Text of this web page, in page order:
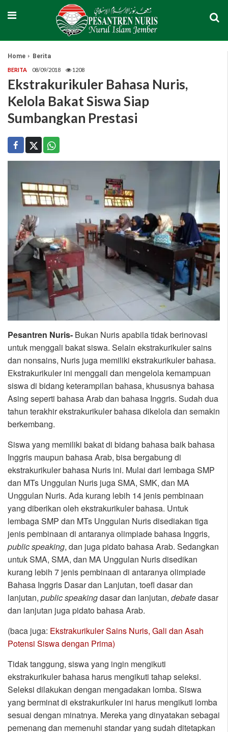
Home Berita
BERITA 08/09/2018 1208
Ekstrakurikuler Bahasa Nuris,
Kelola Bakat Siswa Siap
Sumbangkan Prestasi
Pesantren Nuris- Bukan Nuris apabila tidak berinovasi
untuk menggali bakat siswa. Selain ekstrakurikuler sains
dan nonsains, Nuris juga memiliki ekstrakurikuler bahasa.
Ekstrakurikuler ini menggali dan mengelola kemampuan
siswa di bidang keterampilan bahasa, khususnya bahasa
Asing seperti bahasa Arab dan bahasa Inggris. Sudah dua
tahun terakhir ekstrakurikuler bahasa dikelola dan semakin
berkembang.
Siswa yang memiliki bakat di bidang bahasa baik bahasa
Inggris maupun bahasa Arab, bisa bergabung di
ekstrakurikuler bahasa Nuris ini. Mulai dari lembaga SMP
dan MTs Unggulan Nuris juga SMA, SMK, dan MA
Unggulan Nuris. Ada kurang lebih 14 jenis pembinaan
yang diberikan oleh ekstrakurikuler bahasa. Untuk
lembaga SMP dan MTs Unggulan Nuris disediakan tiga
jenis pembinaan di antaranya olimpiade bahasa Inggris,
public speaking, dan juga pidato bahasa Arab. Sedangkan
untuk SMA, SMA, dan MA Unggulan Nuris disedikan
kurang lebih 7 jenis pembinaan di antaranya olimpiade
Bahasa Inggris Dasar dan Lanjutan, toefl dasar dan
lanjutan, public speakingdasar dan lanjutan, debatedasar
dan lanjutan juga pidato bahasa Arab.
(baca juga: Ekstrakurikuler Sains Nuris, Gali dan Asah
Potensi Siswa dengan Prima)
Tidak tanggung, siswa yang ingin mengikuti
ekstrakurikuler bahasa harus mengikuti tahap seleksi.
Seleksi dilakukan dengan mengadakan lomba. Siswa
yang berminat di ekstrakurikuler ini harus mengikuti lomba
sesuai dengan minatnya. Mereka yang dinyatakan sebagai
pemenang dan memenuhi standar yang sudah ditetapkan